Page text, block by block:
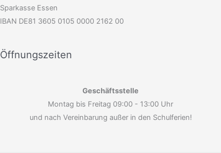
Sparkasse Essen
IBAN DE81 3605 0105 0000 2162 00
Öffnungszeiten
Geschäftsstelle
Montag bis Freitag 09:00 - 13:00 Uhr
und nach Vereinbarung außer in den Schulferien!